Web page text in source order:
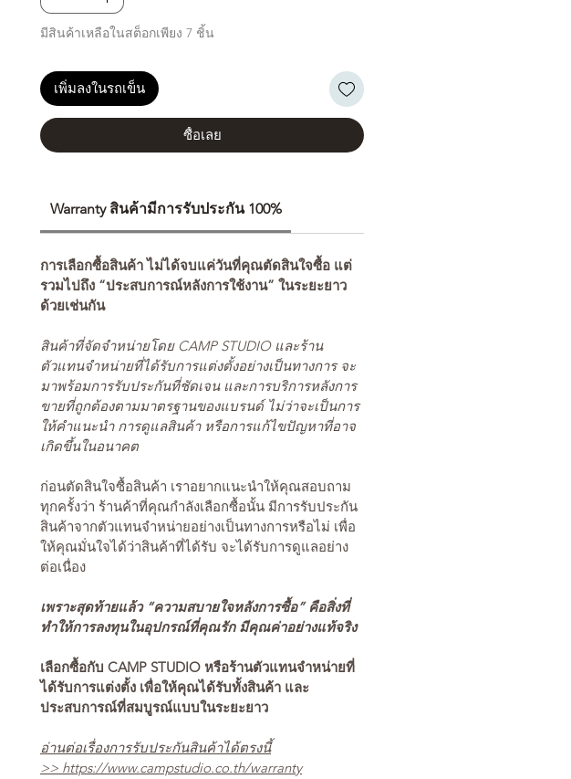
มีสินค้าเหลือในสต็อกเพียง 7 ชิ้น
เพิ่มลงในรถเข็น
ซื้อเลย
Warranty สินค้ามีการรับประกัน 100%
การเลือกซื้อสินค้า ไม่ได้จบแค่วันที่คุณตัดสินใจซื้อ แต่
รวมไปถึง “ประสบการณ์หลังการใช้งาน” ในระยะยาว
ด้วยเช่นกัน
สินค้าที่จัดจำหน่ายโดย CAMP STUDIO และร้าน
ตัวแทนจำหน่ายที่ได้รับการแต่งตั้งอย่างเป็นทางการ จะ
มาพร้อมการรับประกันที่ชัดเจน และการบริการหลังการ
ขายที่ถูกต้องตามมาตรฐานของแบรนด์ ไม่ว่าจะเป็นการ
ให้คำแนะนำ การดูแลสินค้า หรือการแก้ไขปัญหาที่อาจ
เกิดขึ้นในอนาคต
ก่อนตัดสินใจซื้อสินค้า เราอยากแนะนำให้คุณสอบถาม
ทุกครั้งว่า ร้านค้าที่คุณกำลังเลือกซื้อนั้น มีการรับประกัน
สินค้าจากตัวแทนจำหน่ายอย่างเป็นทางการหรือไม่ เพื่อ
ให้คุณมั่นใจได้ว่าสินค้าที่ได้รับ จะได้รับการดูแลอย่าง
ต่อเนื่อง
เพราะสุดท้ายแล้ว “ความสบายใจหลังการซื้อ” คือสิ่งที่
ทำให้การลงทุนในอุปกรณ์ที่คุณรัก มีคุณค่าอย่างแท้จริง
เลือกซื้อกับ CAMP STUDIO หรือร้านตัวแทนจำหน่ายที่
ได้รับการแต่งตั้ง เพื่อให้คุณได้รับทั้งสินค้า และ
ประสบการณ์ที่สมบูรณ์แบบในระยะยาว
อ่านต่อเรื่องการรับประกันสินค้าได้ตรงนี้
>> https://www.campstudio.co.th/warranty